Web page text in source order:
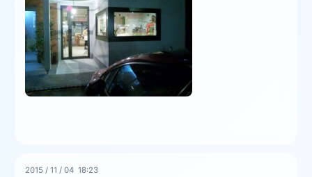
2015 /11 /04 18:23